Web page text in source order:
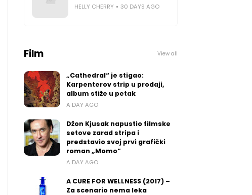
HELLY CHERRY 30 DAYS AGO
Film View all
„Cathedral“ je stigao:
Karpenterov strip u prodaji,
album stiže u petak
A DAY AGO
Džon Kjusak napustio filmske
setove zarad stripa i
predstavio svoj prvi grafički
roman „Momo“
A DAY AGO
A CURE FOR WELLNESS (2017) –
Za scenario nema leka